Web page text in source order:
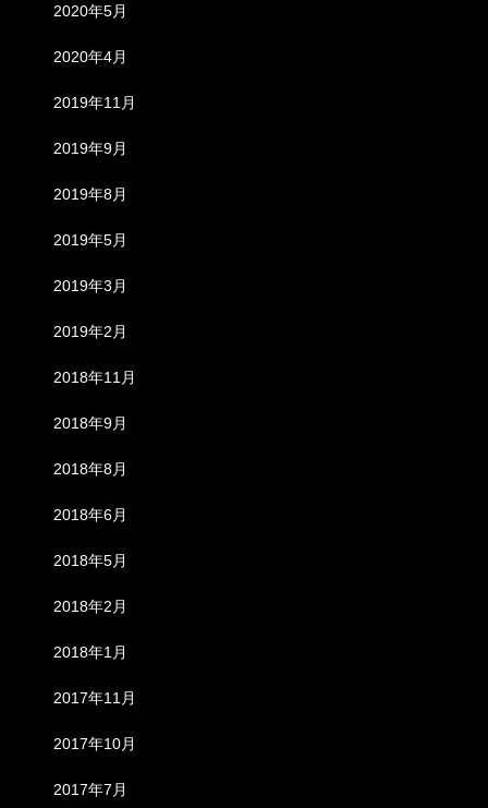
2020年5月
2020年4月
2019年11月
2019年9月
2019年8月
2019年5月
2019年3月
2019年2月
2018年11月
2018年9月
2018年8月
2018年6月
2018年5月
2018年2月
2018年1月
2017年11月
2017年10月
2017年7月